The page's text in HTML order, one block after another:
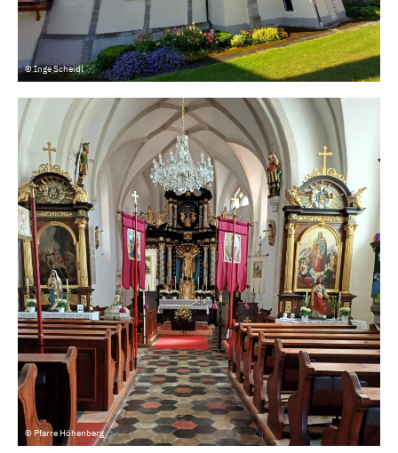
© Inge Scheidl
© Pfarre Höhenberg